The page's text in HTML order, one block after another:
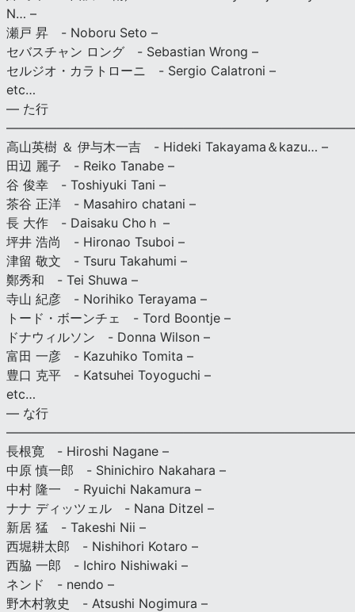
N… –
瀬戸 昇 - Noboru Seto –
セバスチャン ロング - Sebastian Wrong –
セルジオ・カラトローニ - Sergio Calatroni –
etc…
— た行
高山英樹 ＆ 伊与木一吉 - Hideki Takayama＆kazu… –
田辺 麗子 - Reiko Tanabe –
谷 俊幸 - Toshiyuki Tani –
茶谷 正洋 - Masahiro chatani –
長 大作 - Daisaku Choｈ –
坪井 浩尚 - Hironao Tsuboi –
津留 敬文 - Tsuru Takahumi –
鄭秀和 - Tei Shuwa –
寺山 紀彦 - Norihiko Terayama –
トード・ボーンチェ - Tord Boontje –
ドナウィルソン - Donna Wilson –
富田 一彦 - Kazuhiko Tomita –
豊口 克平 - Katsuhei Toyoguchi –
etc…
— な行
長根寛 - Hiroshi Nagane –
中原 慎一郎 - Shinichiro Nakahara –
中村 隆一 - Ryuichi Nakamura –
ナナ ディッツェル - Nana Ditzel –
新居 猛 - Takeshi Nii –
西堀耕太郎 - Nishihori Kotaro –
西脇 一郎 - Ichiro Nishiwaki –
ネンド - nendo –
野木村敦史 - Atsushi Nogimura –